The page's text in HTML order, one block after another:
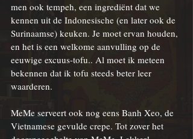
men ook tempeh, een ingrediënt dat we
kennen uit de Indonesische (en later ook de
Surinaamse) keuken. Je moet ervan houden,
en het is een welkome aanvulling op de
eeuwige excuus-tofu.. Al moet ik meteen
bekennen dat ik tofu steeds beter leer
waarderen.
MeMe serveert ook nog eens Banh Xeo, de
Vietnamese gevulde crepe. Tot zover het